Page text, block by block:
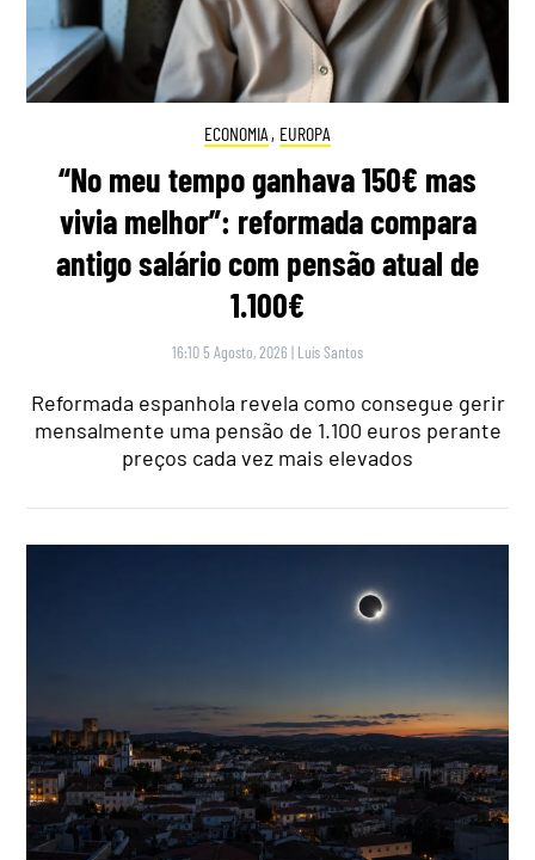
ECONOMIA , EUROPA
“No meu tempo ganhava 150€ mas
vivia melhor”: reformada compara
antigo salário com pensão atual de
1.100€
16:10 5 Agosto, 2026 | Luís Santos
Reformada espanhola revela como consegue gerir
mensalmente uma pensão de 1.100 euros perante
preços cada vez mais elevados